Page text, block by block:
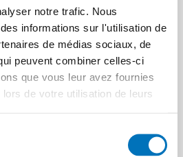
notre trafic. Nous
informations sur l'utilisation de
de médias sociaux, de
peuvent combiner celles-ci
que vous leur avez fournies
de votre utilisation de leurs
Efficacité électrique :
demandez sans tarder